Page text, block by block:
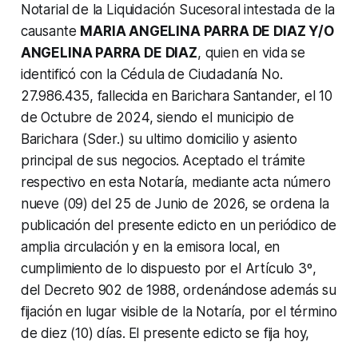
Notarial de la Liquidación Sucesoral intestada de la
causante MARIA ANGELINA PARRA DE DIAZ Y/O
ANGELINA PARRA DE DIAZ, quien en vida se
identificó con la Cédula de Ciudadanía No.
27.986.435, fallecida en Barichara Santander, el 10
de Octubre de 2024, siendo el municipio de
Barichara (Sder.) su ultimo domicilio y asiento
principal de sus negocios. Aceptado el trámite
respectivo en esta Notaría, mediante acta número
nueve (09) del 25 de Junio de 2026, se ordena la
publicación del presente edicto en un periódico de
amplia circulación y en la emisora local, en
cumplimiento de lo dispuesto por el Artículo 3º,
del Decreto 902 de 1988, ordenándose además su
fijación en lugar visible de la Notaría, por el término
de diez (10) días. El presente edicto se fija hoy,